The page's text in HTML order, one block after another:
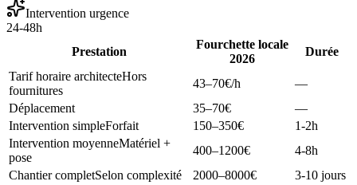
Intervention urgence
24-48h
Prestation
Fourchette locale
2026
Durée
Tarif horaire architecteHors
fournitures
43–70€/h
—
Déplacement
35–70€
—
Intervention simpleForfait 150–350€
1-2h
Intervention moyenneMatériel +
pose
400–1200€
4-8h
Chantier completSelon complexité 2000–8000€
3-10 jours